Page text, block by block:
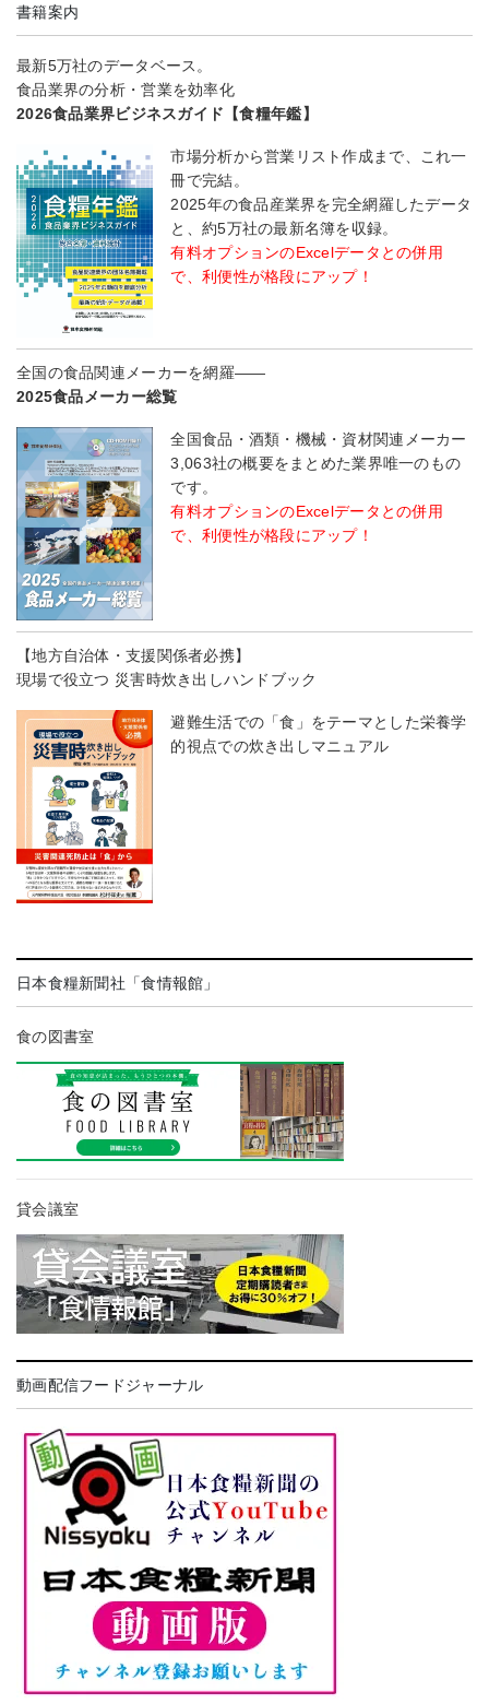
書籍案内
最新5万社のデータベース。
食品業界の分析・営業を効率化
2026食品業界ビジネスガイド【食糧年鑑】
市場分析から営業リスト作成まで、これ一
冊で完結。
2025年の食品産業界を完全網羅したデータ
と、約5万社の最新名簿を収録。
有料オプションのExcelデータとの併用
で、利便性が格段にアップ！
全国の食品関連メーカーを網羅――
2025食品メーカー総覧
全国食品・酒類・機械・資材関連メーカー
3,063社の概要をまとめた業界唯一のもの
です。
有料オプションのExcelデータとの併用
で、利便性が格段にアップ！
【地方自治体・支援関係者必携】
現場で役立つ 災害時炊き出しハンドブック
避難生活での「食」をテーマとした栄養学
的視点での炊き出しマニュアル
日本食糧新聞社「食情報館」
食の図書室
貸会議室
動画配信フードジャーナル